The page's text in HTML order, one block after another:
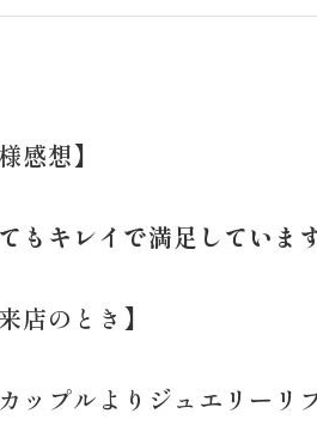
感想】
てもキレイで満足しています
店のとき】
ップルよりジュエリーリ